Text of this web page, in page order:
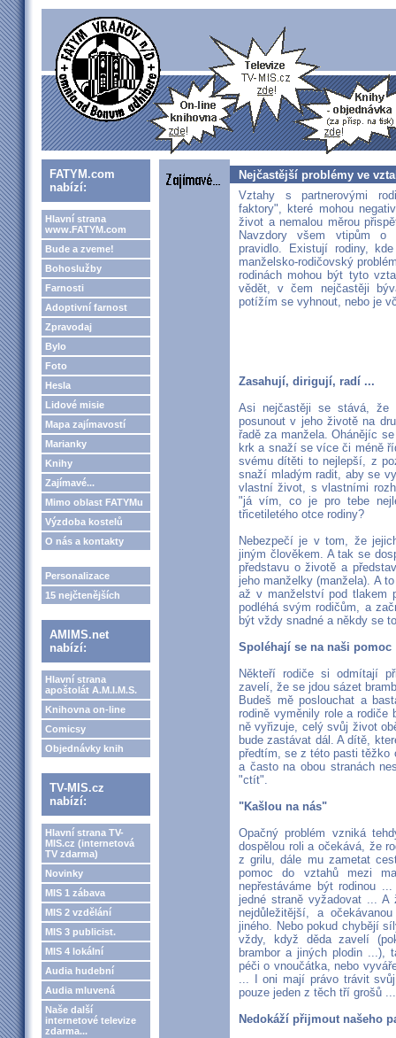
FATYM.com
nabízí:
Hlavní strana
www.FATYM.com
Bude a zveme!
Bohoslužby
Farnosti
Adoptivní farnost
Zpravodaj
Bylo
Foto
Hesla
Lidové misie
Mapa zajímavostí
Marianky
Knihy
Zajímavé...
Mimo oblast FATYMu
Výzdoba kostelů
O nás a kontakty
Personalizace
15 nejčtenějších
AMIMS.net
nabízí:
Hlavní strana
apoštolát A.M.I.M.S.
Knihovna on-line
Comicsy
Objednávky knih
TV-MIS.cz
nabízí:
Hlavní strana TV-
MIS.cz (internetová
TV zdarma)
Novinky
MIS 1 zábava
MIS 2 vzdělání
MIS 3 publicist.
MIS 4 lokální
Audia hudební
Audia mluvená
Naše další
internetové televize
zdarma...
Nejčastější problémy ve
Vztahy s partnerovými
faktory", které mohou
život a nemalou měrou
Navzdory všem vtipům
pravidlo. Existují rodiny,
manželsko-rodičovský
rodinách mohou být tyto
vědět, v čem nejčastěji
potížím se vyhnout, nebo je
Zasahují, dirigují, radí ...
Asi nejčastěji se stává, že
posunout v jeho životě na
řadě za manžela. Ohánějíc
krk a snaží se více či méně
svému dítěti to nejlepší, z
snaží mladým radit, aby se
vlastní život, s vlastními
"já vím, co je pro tebe
třicetiletého otce rodiny?
Nebezpečí je v tom, že
jiným člověkem. A tak se
představu o životě a
jeho manželky (manžela). A
až v manželství pod tlakem
podléhá svým rodičům, a
být vždy snadné a někdy se
Spoléhají se na naši pomoc
Někteří rodiče si odmítají
zavelí, že se jdou sázet
Budeš mě poslouchat a
rodině vyměnily role a
ně vyřizuje, celý svůj život
bude zastávat dál. A dítě,
předtím, se z této pasti těžko
a často na obou stranách
"ctít".
"Kašlou na nás"
Opačný problém vzniká
dospělou roli a očekává, že
z grilu, dále mu zametat
pomoc do vztahů mezi
nepřestáváme být rodinou
jedné straně vyžadovat ...
nejdůležitější, a
jiného. Nebo pokud chybějí
vždy, když děda zavelí
brambor a jiných plodin ...),
péči o vnoučátka, nebo
... I oni mají právo trávit
pouze jeden z těch tří grošů ...
Nedokáží přijmout našeho